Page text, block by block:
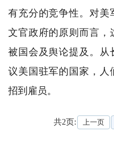
有充分的竞争性。对美
文官政府的原则而言，
被国会及舆论提及。从
议美国驻军的国家，人
招到雇员。
共2页: 上一页